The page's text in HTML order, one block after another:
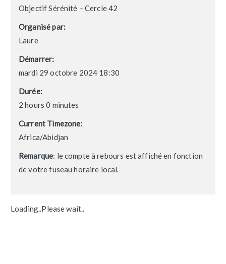
Objectif Sérénité – Cercle 42
Organisé par:
Laure
Démarrer:
mardi 29 octobre 2024 18:30
Durée:
2 hours 0 minutes
Current Timezone:
Africa/Abidjan
Remarque: le compte à rebours est affiché en fonction
de votre fuseau horaire local.
Loading..Please wait..